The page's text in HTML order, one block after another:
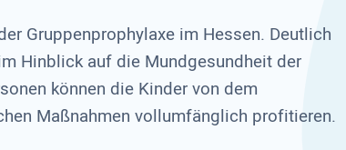
Gruppenprophylaxe im Hessen. Deutlich
Hinblick auf die Mundgesundheit der
können die Kinder von dem
Maßnahmen vollumfänglich profitieren.